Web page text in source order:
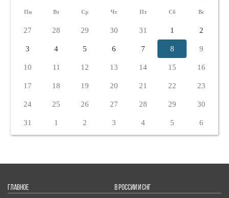
Пн Вт Ср Чт Пт Сб Вс
27 28 29 30 31 1 2
3 4 5 6 7 8 9
10 11 12 13 14 15 16
17 18 19 20 21 22 23
24 25 26 27 28 29 30
31 1 2 3 4 5 6
ГЛАВНОЕ В РОССИИ И СНГ